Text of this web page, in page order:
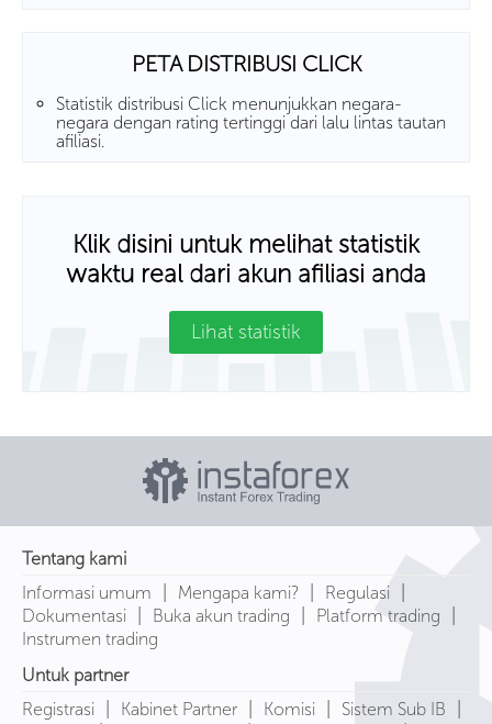
PETA DISTRIBUSI CLICK
Statistik distribusi Click menunjukkan negara-
negara dengan rating tertinggi dari lalu lintas tautan
afiliasi.
Klik disini untuk melihat statistik
waktu real dari akun afiliasi anda
Lihat statistik
Tentang kami
Informasi umum
| Mengapa kami? | Regulasi |
Dokumentasi | Buka akun trading | Platform trading |
Instrumen trading
Untuk partner
Registrasi | Kabinet Partner | Komisi | Sistem Sub IB |